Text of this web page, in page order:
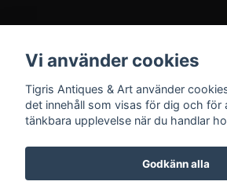
Sociala medier
Vi använder cookies
Tigris Antiques & Art använder
det innehåll som visas för dig och för
tänkbara upplevelse när du handlar
Godkänn alla